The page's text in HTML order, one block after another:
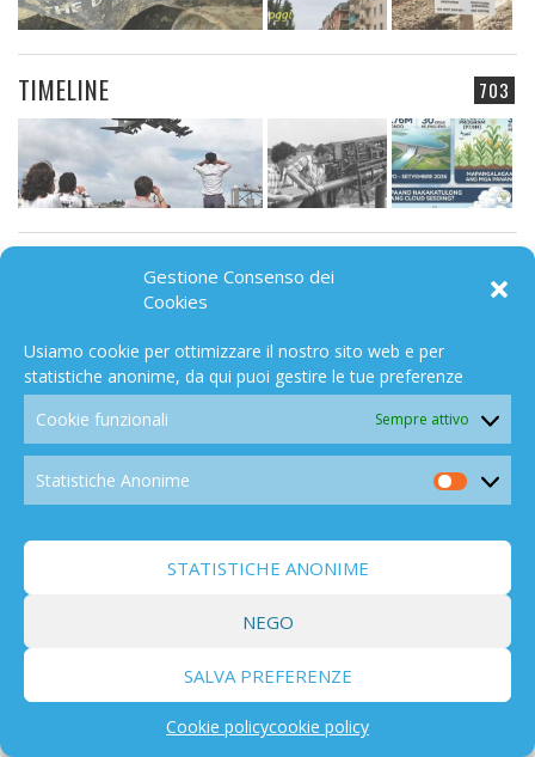
Gestione Consenso dei
Cookies
Usiamo cookie per ottimizzare il nostro sito web e per
statistiche anonime, da qui puoi gestire le tue preferenze
Cookie funzionali
Sempre attivo
Statistiche Anonime
STATISTICHE ANONIME
NEGO
SALVA PREFERENZE
Cookie policycookie policy
703
TIMELINE
168
CO2